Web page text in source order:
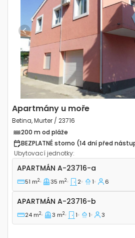
Previous
Apartmány u moře
Betina, Murter / 23716
200 m od pláže
BEZPLATNÉ storno (14 dní před
Ubytovací jednotky:
Dvoupokojový apartmán
APARTMÁN A-23716-a
51 m2 35 m2 2 1 6
Apartmán A-23716-b
APARTMÁN A-23716-b
24 m2 3 m2 1 1 3